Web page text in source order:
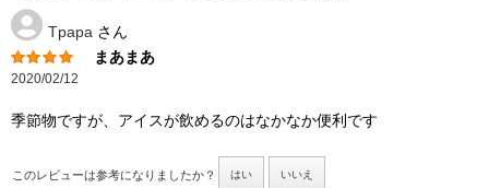
Tpapa さん
まあまあ
2020/02/12
季節物ですが、アイスが飲めるのはなかなか便利です
このレビューは参考になりましたか？ はい いいえ